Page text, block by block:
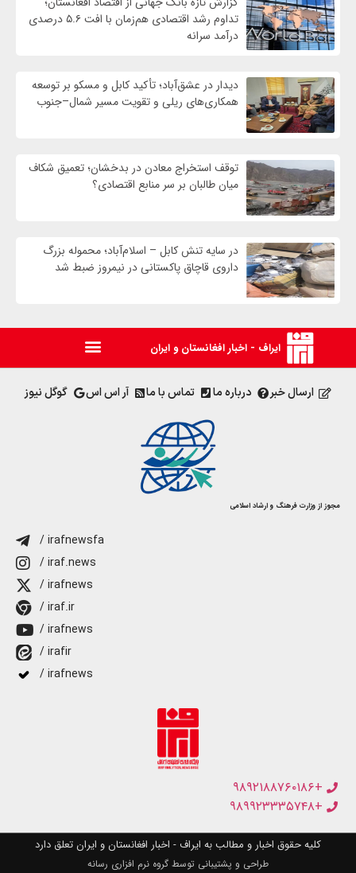
تداوم رشد اقتصادی هم‌زمان با افت ۵.۶ درصدی
درآمد سرانه
دیدار در عشق‌آباد؛ تأکید کابل و مسکو بر توسعه
همکاری‌های ریلی و تقویت مسیر شمال–جنوب
توقف استخراج معادن در بدخشان؛ تعمیق شکاف
میان طالبان بر سر منابع اقتصادی؟
در سایه تنش کابل – اسلام‌آباد؛ محموله بزرگ
داروی قاچاق پاکستانی در نیمروز ضبط شد
ایراف - اخبار افغانستان و ایران
ارسال خبر درباره ما تماس با ما آر اس اس گوگل نیوز
مجوز از وزارت فرهنگ و ارشاد اسلامی
/ irafnewsfa
/ iraf.news
/ irafnews
/ iraf.ir
/ irafnews
/ irafir
/ irafnews
+۹۸۹۲۱۸۸۷۶۰۱۸۶
+۹۸۹۹۲۳۳۳۵۷۴۸
کلیه حقوق اخبار و مطالب به ایراف - اخبار افغانستان و ایران تعلق دارد
طراحی و پشتیبانی توسط گروه نرم افزاری رسانه